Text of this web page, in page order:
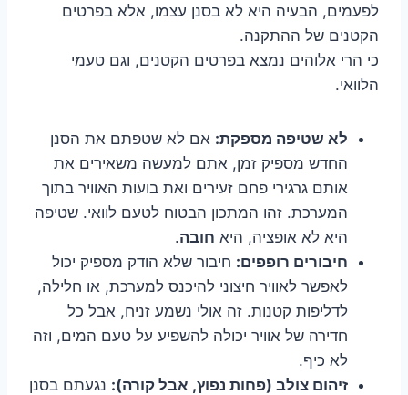
לפעמים, הבעיה היא לא בסנן עצמו, אלא בפרטים
הקטנים של ההתקנה.
כי הרי אלוהים נמצא בפרטים הקטנים, וגם טעמי
הלוואי.
לא שטיפה מספקת: אם לא שטפתם את הסנן
החדש מספיק זמן, אתם למעשה משאירים את
אותם גרגירי פחם זעירים ואת בועות האוויר בתוך
המערכת. זהו המתכון הבטוח לטעם לוואי. שטיפה
היא לא אופציה, היא חובה.
חיבורים רופפים: חיבור שלא הודק מספיק יכול
לאפשר לאוויר חיצוני להיכנס למערכת, או חלילה,
לדליפות קטנות. זה אולי נשמע זניח, אבל כל
חדירה של אוויר יכולה להשפיע על טעם המים, וזה
לא כיף.
זיהום צולב (פחות נפוץ, אבל קורה): נגעתם בסנן